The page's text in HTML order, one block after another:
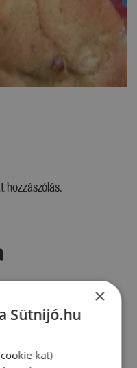
hozzászólás.
×
Sütnijó.hu
kat)